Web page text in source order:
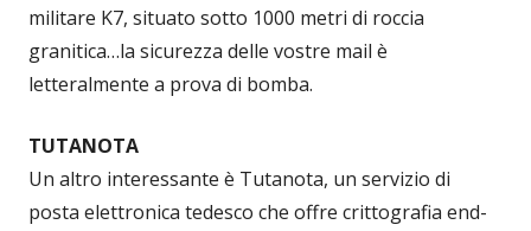
militare K7, situato sotto 1000 metri di roccia
granitica…la sicurezza delle vostre mail è
letteralmente a prova di bomba.
TUTANOTA
Un altro interessante è Tutanota, un servizio di
posta elettronica tedesco che offre crittografia end-